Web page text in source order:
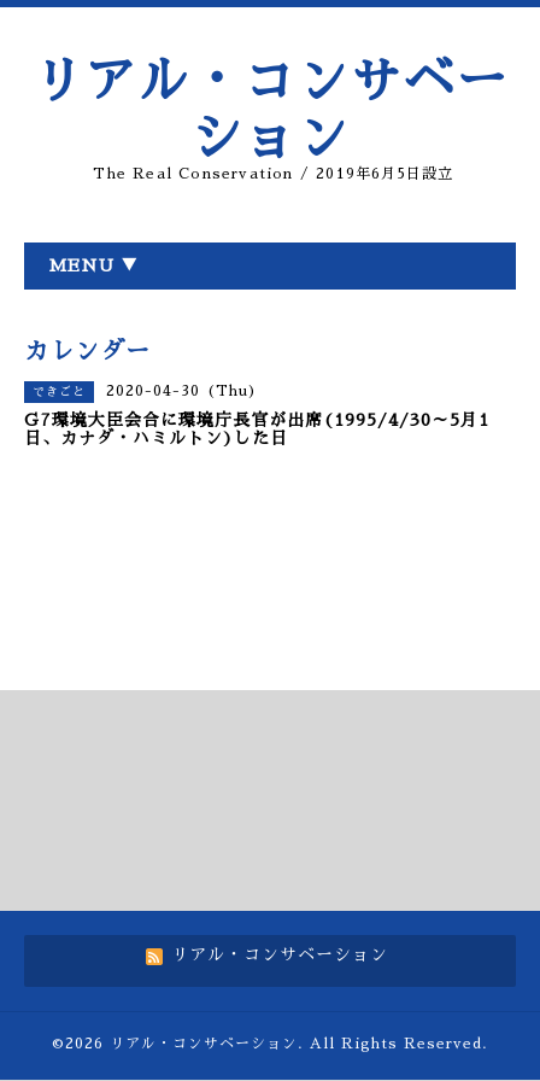
リアル・コンサベー
ション
The Real Conservation / 2019年6月5日設立
MENU ▼
カレンダー
できごと 2020-04-30 (Thu)
G7環境大臣会合に環境庁長官が出席(1995/4/30～5月1
日、カナダ・ハミルトン)した日
リアル・コンサベーション
©2026 リアル・コンサベーション . All Rights Reserved.